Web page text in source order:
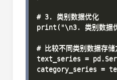
# 3. 类别数据优化
print("\n3. 类别数据
# 比较不同类别数据存储
text_series =
category_series =